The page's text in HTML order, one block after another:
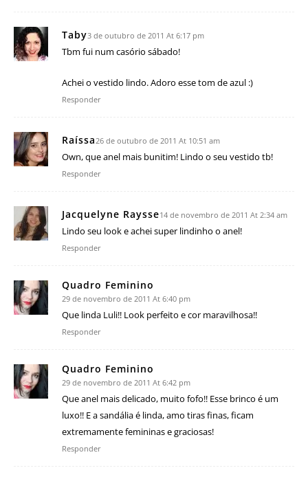
Taby3 de outubro de 2011 At 6:17 pm
Tbm fui num casório sábado!
Achei o vestido lindo. Adoro esse tom de azul :)
Responder
Raíssa26 de outubro de 2011 At 10:51 am
Own, que anel mais bunitim! Lindo o seu vestido tb!
Responder
Jacquelyne Raysse14 de novembro de 2011 At 2:34 am
Lindo seu look e achei super lindinho o anel!
Responder
Quadro Feminino
29 de novembro de 2011 At 6:40 pm
Que linda Luli!! Look perfeito e cor maravilhosa!!
Responder
Quadro Feminino
29 de novembro de 2011 At 6:42 pm
Que anel mais delicado, muito fofo!! Esse brinco é um
luxo!! E a sandália é linda, amo tiras finas, ficam
extremamente femininas e graciosas!
Responder